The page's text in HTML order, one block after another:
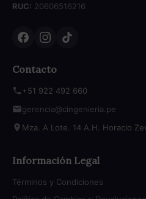
RUC: 20606516216
Contacto
+51 922 492 660
gerencia@cingenieria.pe
Mza. A Lote. 14 A.H. Horacio
Información Legal
Términos y Condiciones